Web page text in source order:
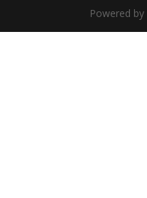
Powered by